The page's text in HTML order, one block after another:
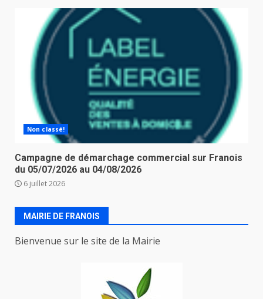
Non classé!
Campagne de démarchage commercial sur Franois
du 05/07/2026 au 04/08/2026
6 juillet 2026
MAIRIE DE FRANOIS
Bienvenue sur le site de la Mairie